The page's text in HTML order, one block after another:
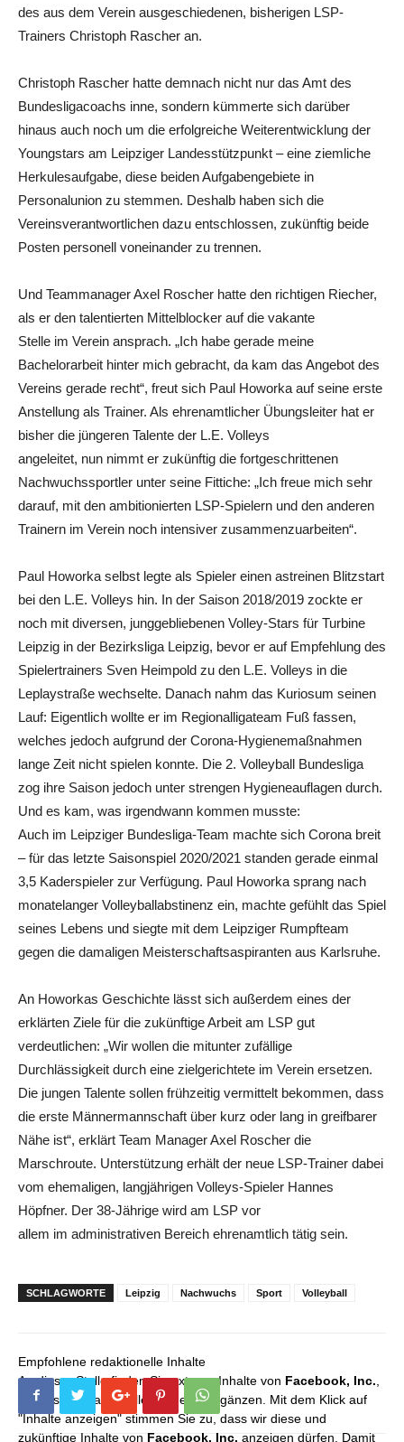
des aus dem Verein ausgeschiedenen, bisherigen LSP-
Trainers Christoph Rascher an.
Christoph Rascher hatte demnach nicht nur das Amt des
Bundesligacoachs inne, sondern kümmerte sich darüber
hinaus auch noch um die erfolgreiche Weiterentwicklung der
Youngstars am Leipziger Landesstützpunkt – eine ziemliche
Herkulesaufgabe, diese beiden Aufgabengebiete in
Personalunion zu stemmen. Deshalb haben sich die
Vereinsverantwortlichen dazu entschlossen, zukünftig beide
Posten personell voneinander zu trennen.
Und Teammanager Axel Roscher hatte den richtigen Riecher,
als er den talentierten Mittelblocker auf die vakante
Stelle im Verein ansprach. „Ich habe gerade meine
Bachelorarbeit hinter mich gebracht, da kam das Angebot des
Vereins gerade recht“, freut sich Paul Howorka auf seine erste
Anstellung als Trainer. Als ehrenamtlicher Übungsleiter hat er
bisher die jüngeren Talente der L.E. Volleys
angeleitet, nun nimmt er zukünftig die fortgeschrittenen
Nachwuchssportler unter seine Fittiche: „Ich freue mich sehr
darauf, mit den ambitionierten LSP-Spielern und den anderen
Trainern im Verein noch intensiver zusammenzuarbeiten“.
Paul Howorka selbst legte als Spieler einen astreinen Blitzstart
bei den L.E. Volleys hin. In der Saison 2018/2019 zockte er
noch mit diversen, junggebliebenen Volley-Stars für Turbine
Leipzig in der Bezirksliga Leipzig, bevor er auf Empfehlung des
Spielertrainers Sven Heimpold zu den L.E. Volleys in die
Leplaystraße wechselte. Danach nahm das Kuriosum seinen
Lauf: Eigentlich wollte er im Regionalligateam Fuß fassen,
welches jedoch aufgrund der Corona-Hygienemaßnahmen
lange Zeit nicht spielen konnte. Die 2. Volleyball Bundesliga
zog ihre Saison jedoch unter strengen Hygieneauflagen durch.
Und es kam, was irgendwann kommen musste:
Auch im Leipziger Bundesliga-Team machte sich Corona breit
– für das letzte Saisonspiel 2020/2021 standen gerade einmal
3,5 Kaderspieler zur Verfügung. Paul Howorka sprang nach
monatelanger Volleyballabstinenz ein, machte gefühlt das Spiel
seines Lebens und siegte mit dem Leipziger Rumpfteam
gegen die damaligen Meisterschaftsaspiranten aus Karlsruhe.
An Howorkas Geschichte lässt sich außerdem eines der
erklärten Ziele für die zukünftige Arbeit am LSP gut
verdeutlichen: „Wir wollen die mitunter zufällige
Durchlässigkeit durch eine zielgerichtete im Verein ersetzen.
Die jungen Talente sollen frühzeitig vermittelt bekommen, dass
die erste Männermannschaft über kurz oder lang in greifbarer
Nähe ist“, erklärt Team Manager Axel Roscher die
Marschroute. Unterstützung erhält der neue LSP-Trainer dabei
vom ehemaligen, langjährigen Volleys-Spieler Hannes
Höpfner. Der 38-Jährige wird am LSP vor
allem im administrativen Bereich ehrenamtlich tätig sein.
SCHLAGWORTE Leipzig Nachwuchs Sport Volleyball
Empfohlene redaktionelle Inhalte
An dieser Stelle finden Sie externe Inhalte von Facebook, Inc.
die unser redaktionelles Angebot ergänzen. Mit dem Klick auf
"Inhalte anzeigen" stimmen Sie zu, dass wir diese und
zukünftige Inhalte von Facebook, Inc. anzeigen dürfen. Damit